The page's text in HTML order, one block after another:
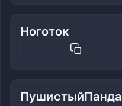
Ноготок
ПушистыйПанда